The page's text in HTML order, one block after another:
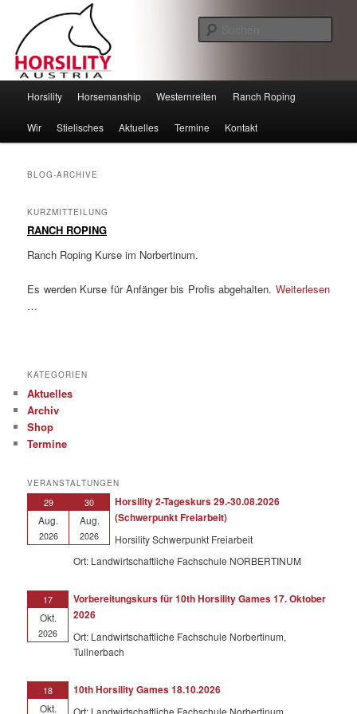
Horsility – Horsemanship
Zum
Inhalt
Zum
sekundären
Horsility Horsemanship Westernreiten Ranch Roping
Wir Stielisches Aktuelles Termine Kontakt
BLOG-ARCHIVE
KURZMITTEILUNG
RANCH ROPING
Ranch Roping Kurse im Norbertinum.
Es werden Kurse für Anfänger bis Profis abgehalten. Weiterlesen
…
KATEGORIEN
Aktuelles
Archiv
Shop
Termine
VERANSTALTUNGEN
29
Aug.
2026
30
Aug.
2026
Horsility 2-Tageskurs 29.-30.08.2026
(Schwerpunkt Freiarbeit)
Horsility Schwerpunkt Freiarbeit
Ort: Landwirtschaftliche Fachschule NORBERTINUM
17
Okt.
2026
Vorbereitungskurs für 10th Horsility Games 17. Oktober
2026
Ort: Landwirtschaftliche Fachschule Norbertinum,
Tullnerbach
18
Okt.
10th Horsility Games 18.10.2026